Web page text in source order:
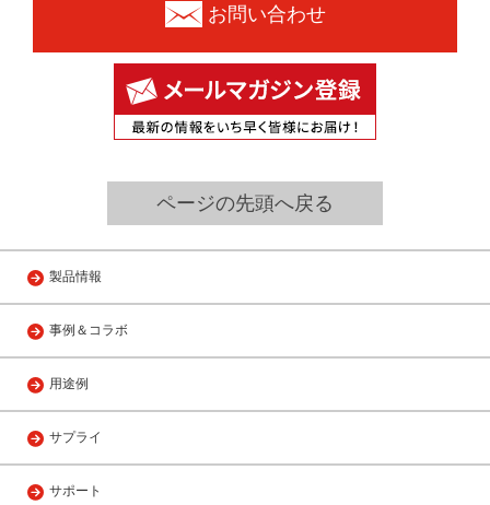
お問い合わせ
ページの先頭へ戻る
製品情報
事例＆コラボ
用途例
サプライ
サポート